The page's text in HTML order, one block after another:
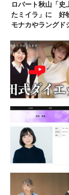
ロバート秋山「史
たミイラ」に 好
モナカやラングド